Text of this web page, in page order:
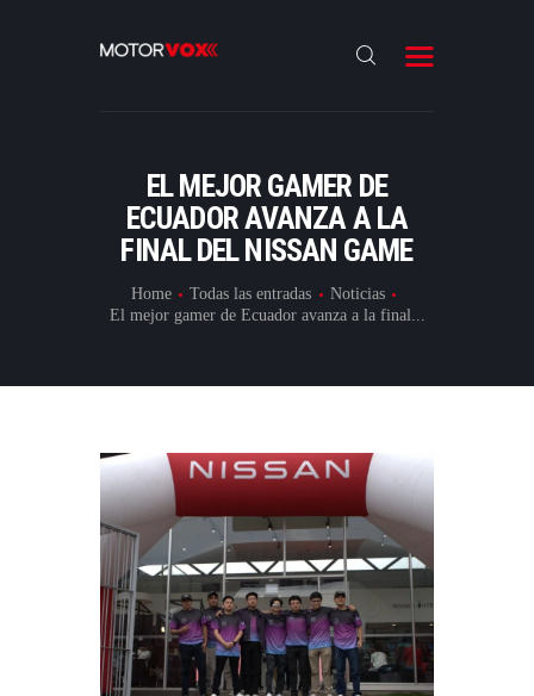
EL MEJOR GAMER DE
ECUADOR AVANZA A LA
FINAL DEL NISSAN GAME
Home Todas las entradas
Noticias
El mejor gamer de Ecuador avanza a la final...
LANZAMIENTOS
ESPECIALES
CONTACTO